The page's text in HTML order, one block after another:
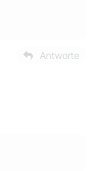
Antworte